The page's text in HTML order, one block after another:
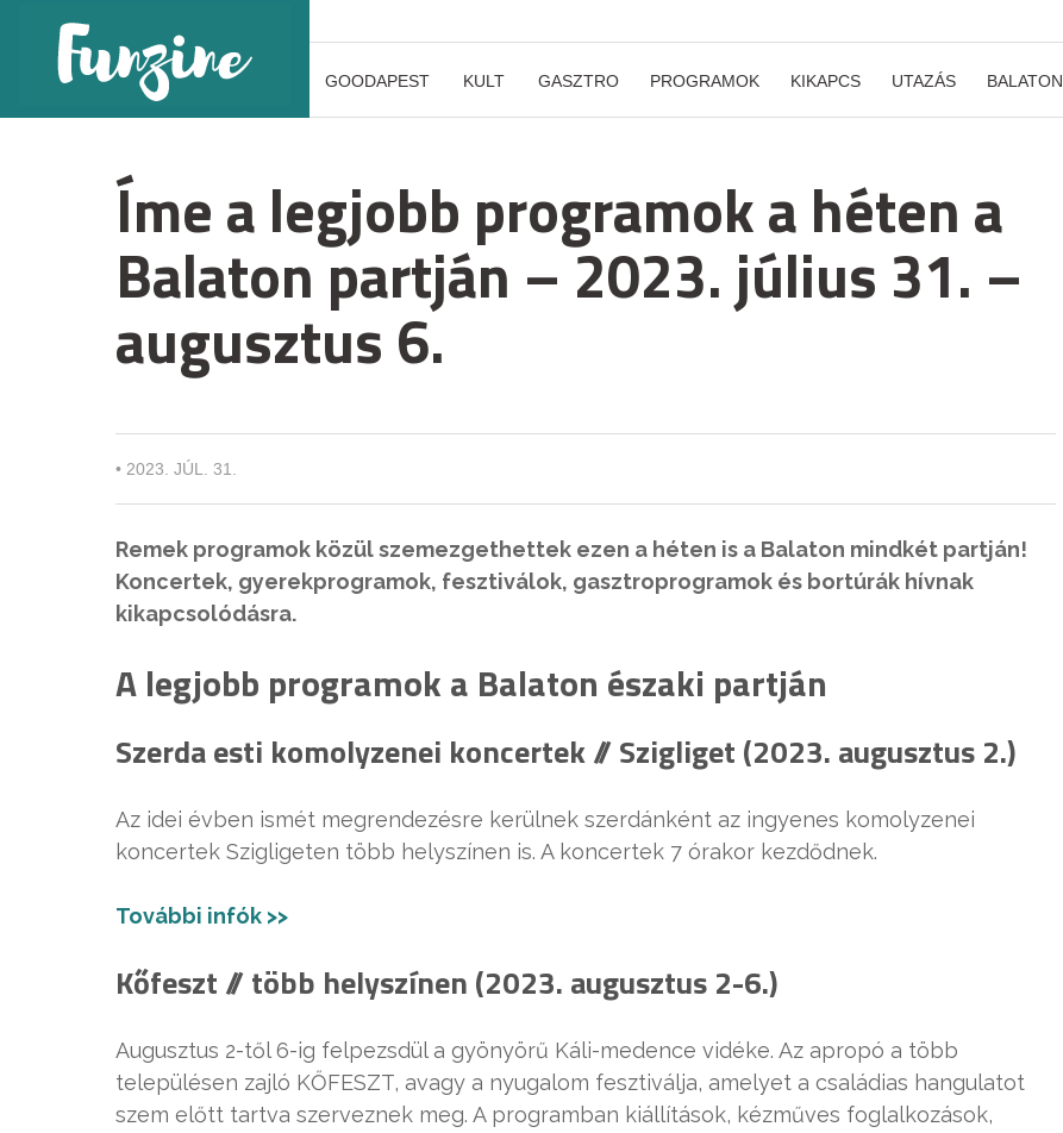
GOODAPEST KULT GASZTRO PROGRAMOK KIKAPCS UTAZÁS BALATON
Íme a legjobb programok a héten a
Balaton partján – 2023. július 31. –
augusztus 6.
• 2023. JÚL. 31.
Remek programok közül szemezgethettek ezen a héten is a Balaton mindkét partján!
Koncertek, gyerekprogramok, fesztiválok, gasztroprogramok és bortúrák hívnak
kikapcsolódásra.
A legjobb programok a Balaton északi partján
Szerda esti komolyzenei koncertek // Szigliget (2023. augusztus 2.)
Az idei évben ismét megrendezésre kerülnek szerdánként az ingyenes komolyzenei
koncertek Szigligeten több helyszínen is. A koncertek 7 órakor kezdődnek.
További infók >>
Kőfeszt // több helyszínen (2023. augusztus 2-6.)
Augusztus 2-től 6-ig felpezsdül a gyönyörű Káli-medence vidéke. Az apropó a több
településen zajló KŐFESZT, avagy a nyugalom fesztiválja, amelyet a családias hangulatot
szem előtt tartva szerveznek meg. A programban kiállítások, kézműves foglalkozások,